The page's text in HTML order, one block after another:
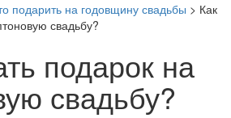
подарить на годовщину свадьбы > Как
свадьбу?
подарок на
свадьбу?